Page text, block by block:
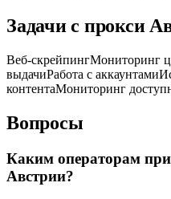
Задачи с прокси
Веб-скрейпингМониторинг
выдачиРабота с аккаунтами
контентаМониторинг
Вопросы
Каким операторам
Австрии?